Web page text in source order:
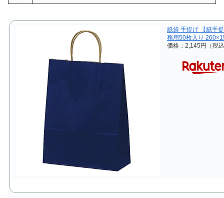
紙袋 手提げ 【紙手
務用50枚入り
価格：2,145円（税